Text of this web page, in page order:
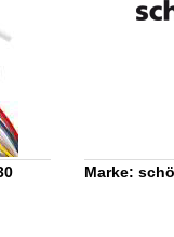
Marke: